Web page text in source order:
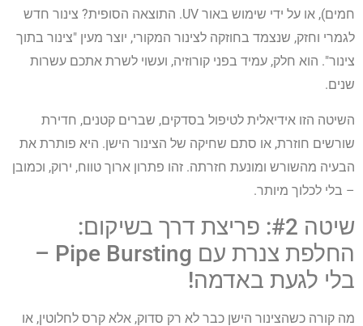
חמים), או על ידי שימוש באור UV. התוצאה הסופית? צינור חדש
לגמרי וחזק, שנצמד בחוזקה לצינור המקורי, יוצר מעין "צינור בתוך
צינור". הוא חלק, עמיד בפני קורוזיה, ועשוי לשרת אתכם עשרות
שנים.
השיטה הזו אידיאלית לטיפול בסדקים, שברים קטנים, חדירת
שורשים חוזרת, או סתם שחיקה של הצינור הישן. היא פותרת את
הבעיה מהשורש ומונעת חזרתה. זהו פתרון ארוך טווח, ירוק, וכמובן
– בלי לכלוך מיותר.
שיטה #2: פריצת דרך בשיקום:
החלפת צנרת עם Pipe Bursting –
בלי לגעת באדמה!
מה קורה כשהצינור הישן כבר לא רק סדוק, אלא קרס לחלוטין, או